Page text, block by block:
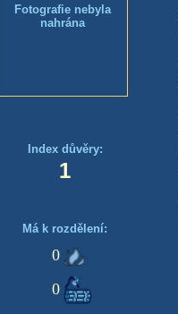
Fotografie nebyla
nahrána
Index důvěry:
1
Má k rozdělení:
0
0